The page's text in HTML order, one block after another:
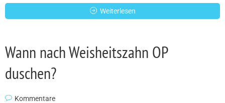
Weiterlesen
Wann nach Weisheitszahn OP
duschen?
Kommentare